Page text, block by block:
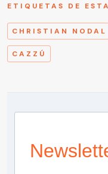
ETIQUETAS DE
CHRISTIAN NODAL
CAZZÚ